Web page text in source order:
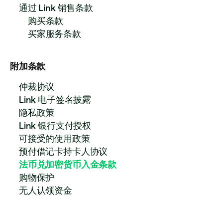
通过 Link 销售条款
购买条款
买家服务条款
附加条款
仲裁协议
Link 电子签名披露
隐私政策
Link 银行支付授权
可接受的使用政策
预付借记卡持卡人协议
法币兑加密货币入金条款
购物保护
无人认领资金